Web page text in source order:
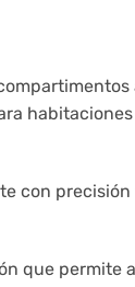
con precisión
que permite